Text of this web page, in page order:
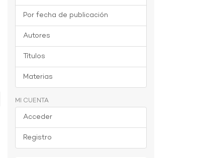
Por fecha de publicación
Autores
Títulos
Materias
MI CUENTA
Acceder
Registro